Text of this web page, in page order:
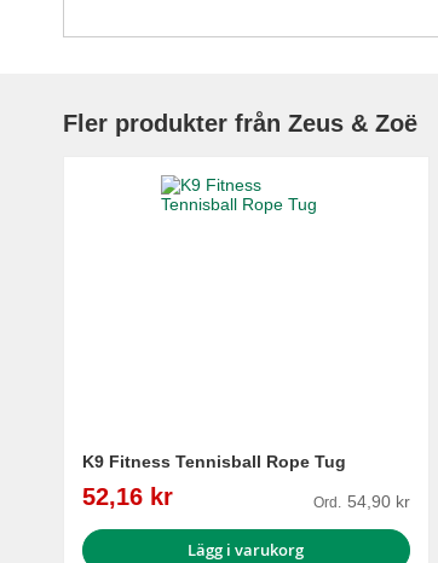
Fler produkter från Zeus & Zoë
K9 Fitness Tennisball Rope Tug
Reapris
52,16 kr Ord. 54,90 kr
Lägg i varukorg